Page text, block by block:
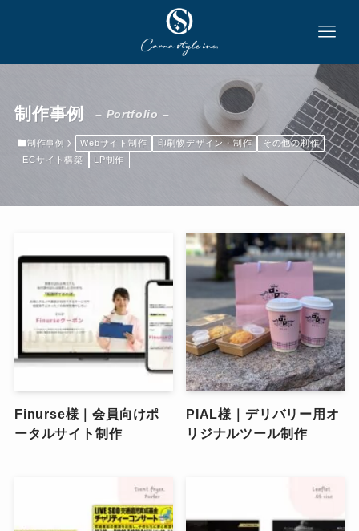
制作事例 – Portfolio –
制作事例 Webサイト制作 印刷物デザイン・制作
その他の制作
ECサイト構築
LP制作
Finurse様｜会員向けポ
ータルサイト制作
PIAL様｜デリバリー用オ
リジナルツール制作